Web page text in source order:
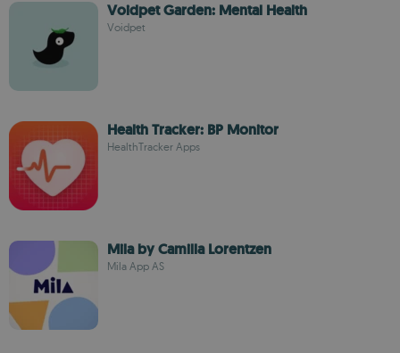
Voidpet Garden: Mental Health
Voidpet
Health Tracker: BP Monitor
HealthTracker Apps
Mila by Camilla Lorentzen
Mila App AS